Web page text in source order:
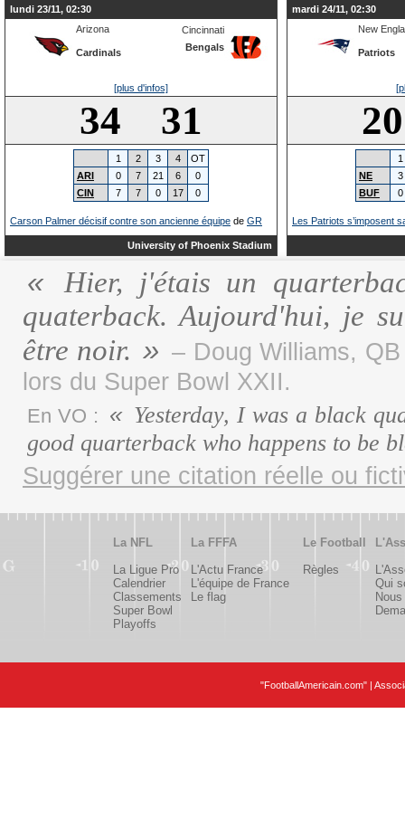
lundi 23/11, 02:30
Arizona
Cardinals
Cincinnati
Bengals
[plus d'infos]
34 31
1 2 3 4
OT
ARI
0 7 21 6
0
CIN
7 7 0 17 0
Carson Palmer décisif contre son ancienne équipe de GR
University of Phoenix Stadium
mardi 24/11, 02:30
New
Patriots
1
NE
3
BUF
0
Les Patriots s’imposent
Hier, j'étais un
quaterback. Aujourd'hui, je
être noir.
– Doug Williams,
lors du Super Bowl XXII.
En VO :
Yesterday, I was a black
good quarterback who happens to be
Suggérer une citation réelle ou
La NFL
La Ligue Pro
Calendrier
Classements
Super Bowl
Playoffs
La FFFA
L'Actu France
L'équipe de France
Le flag
Le Football
Règles
Qui
"FootballAmericain.com" |